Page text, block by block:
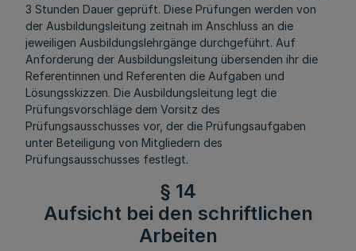
3 Stunden Dauer geprüft. Diese Prüfungen werden von
der Ausbildungsleitung zeitnah im Anschluss an die
jeweiligen Ausbildungslehrgänge durchgeführt. Auf
Anforderung der Ausbildungsleitung übersenden ihr die
Referentinnen und Referenten die Aufgaben und
Lösungsskizzen. Die Ausbildungsleitung legt die
Prüfungsvorschläge dem Vorsitz des
Prüfungsausschusses vor, der die Prüfungsaufgaben
unter Beteiligung von Mitgliedern des
Prüfungsausschusses festlegt.
§ 14
Aufsicht bei den schriftlichen
Arbeiten